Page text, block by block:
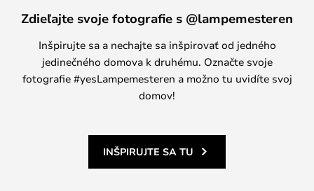
Zdieľajte svoje fotografie s @lampemesteren
Inšpirujte sa a nechajte sa inšpirovať od jedného
jedinečného domova k druhému. Označte svoje
fotografie #yesLampemesteren a možno tu uvidíte svoj
domov!
INŠPIRUJTE SA TU